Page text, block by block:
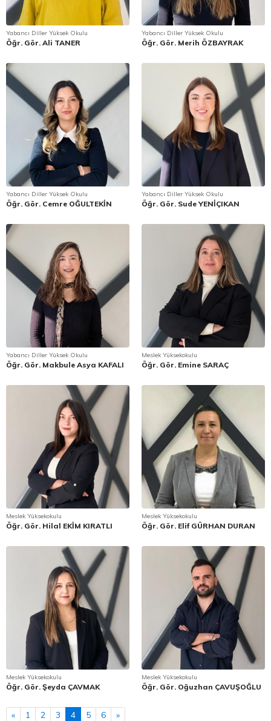
Yabancı Diller Yüksek Okulu
Öğr. Gör. Ali TANER
Yabancı Diller Yüksek Okulu
Öğr. Gör. Merih ÖZBAYRAK
Yabancı Diller Yüksek Okulu
Öğr. Gör. Cemre OĞULTEKİN
Yabancı Diller Yüksek Okulu
Öğr. Gör. Sude YENİÇIKAN
Yabancı Diller Yüksek Okulu
Öğr. Gör. Makbule Asya KAFALI
Meslek Yüksekokulu
Öğr. Gör. Emine SARAÇ
Meslek Yüksekokulu
Öğr. Gör. Hilal EKİM KIRATLI
Meslek Yüksekokulu
Öğr. Gör. Elif GÜRHAN DURAN
Meslek Yüksekokulu
Öğr. Gör. Şeyda ÇAVMAK
Meslek Yüksekokulu
Öğr. Gör. Oğuzhan ÇAVUŞOĞLU
« 1 2 3 4 5 6 »